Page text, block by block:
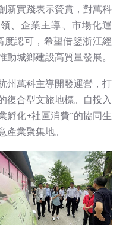
新實踐表示贊賞，對萬科
、企業主導、市場化運
度認可，希望借鑒浙江經
城鄉建設高質量發展。
州萬科主導開發運營，打
復合型文旅地標。自投入
孵化+社區消費”的協同生
業聚集地。